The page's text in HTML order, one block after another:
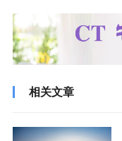
相关文章